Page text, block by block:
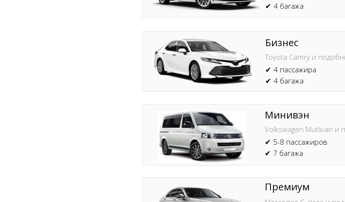
Бизнес
Toyota Camry и
✔ 4 пассажира
✔ 4 багажа
Минивэн
Volkswagen Mutlivan и
✔ 5-8 пассажиров
✔ 7 багажа
Премиум
✔ 4 багажа